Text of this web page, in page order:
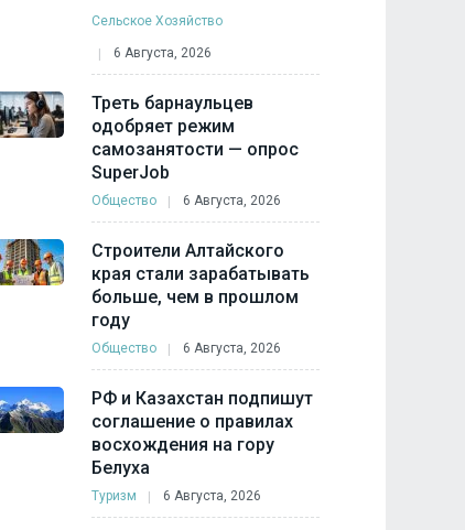
Сельское Хозяйство
6 Августа, 2026
Треть барнаульцев
одобряет режим
самозанятости — опрос
SuperJob
Общество 6 Августа, 2026
Строители Алтайского
края стали зарабатывать
больше, чем в прошлом
году
Общество 6 Августа, 2026
РФ и Казахстан подпишут
соглашение о правилах
восхождения на гору
Белуха
Туризм 6 Августа, 2026